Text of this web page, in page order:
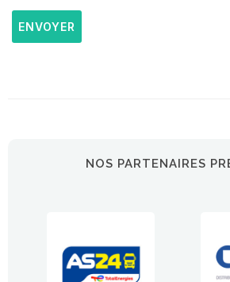
ENVOYER
NOS PARTENAIRES